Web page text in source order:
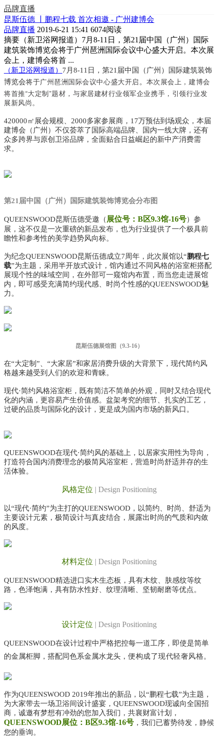
品牌直播
昆斯伍德 丨鹏程七载 首次相邀 - 广州建博会
品牌直播 2019-6-21 15:41 6074阅读
摘要 （新卫浴网报道）7月8-11日，第21届中国（广州）国际
建筑装饰博览会将于广州琶洲国际会议中心盛大开启。本次展
会上，建博会将首 ...
（新卫浴网报道） 7月8-11日，第21届中国（广州）国际建筑装饰
博览会将于广州琶洲国际会议中心盛大开启 。 本次展会上，建博会
将首推“大定制”题材，与家居建材行业领军企业携手，引领行业发
展新风尚。
420000㎡展会规模、2000多家参展商，17万预估到场观众，本届
建博会（广州）不仅荟萃了国际高端品牌、国内一线大牌，还有
众多跨界与原创卫浴品牌，全面贴合日益崛起的新中产消费需
求。
第21届中国（广州）国际建筑装饰博览会分布图
QUEENSWOOD昆斯伍德受邀（ 展位号：B区9.3馆-16号）参
展，这不仅是一次重磅的新品发布，也为行业提供了一个极具前
瞻性和参考性的美学趋势风向标。
为纪念QUEENSWOOD昆斯伍德成立7周年，此次展馆以“鹏程七
载”为主题，采用半开放式设计，馆内通过不同风格的浴室柜搭配
展现个性的味域空间，在外部可一窥馆内布置，而当您走进展馆
内，即可感受充满简约现代感、时尚个性感的QUEENSWOOD魅
力。
昆斯伍德展馆图（9.3-16）
在“大定制”、“大家居”和家居消费升级的大背景下，现代简约风
格越来越受到人们的欢迎和青睐。
现代·简约风格浴室柜，既有简洁不简单的外观，同时又结合现代
化的内涵，更容易产生价值感。盆架考究的细节、扎实的工艺，
过硬的品质与国际化的设计， 更是成为国内市场的新风口。
QUEENSWOOD在现代·简约风的基础上，以居家实用性为导向，
打造符合国内消费理念的极简风浴室柜，营造时尚舒适并存的生
活体验。
风格定位 | Design Positioning
以“现代·简约”为主打的QUEENSWOOD，以简约、时尚、舒适为
主要设计元素，极简设计与真皮结合，展露出时尚的气质和内敛
的风度。
材料定位 | Design Positioning
QUEENSWOOD精选进口实木生态板，具有木纹、肤感纹等纹
路，色泽饱满，具有防水性好、纹理清晰、坚韧耐磨等优点。
设计定位 | Design Positioning
QUEENSWOOD在设计过程中严格把控每一道工序，即使是简单
的金属柜脚，搭配同色系金属水龙头， 便构成了现代轻奢风格。
作为QUEENSWOOD 2019年推出的新品，以“鹏程七载”为主题，
为大家带去一场卫浴间设计盛宴， QUEENSWOOD现诚向全国招
商，诚邀有梦想有冲劲的您加入我们，共襄财富计划，
QUEENSWOOD展位：B区9.3馆-16号 ，我们已蓄势待发，静候
您的垂询。